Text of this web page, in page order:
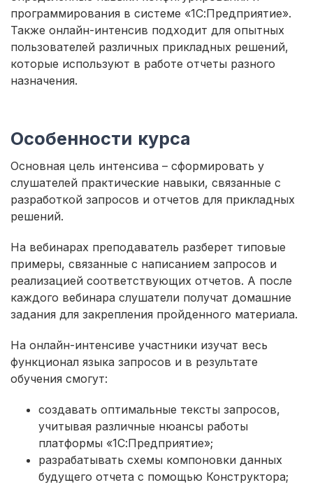
программирования в системе «1С:Предприятие».
Также онлайн-интенсив подходит для опытных
пользователей различных прикладных решений,
которые используют в работе отчеты разного
назначения.
Особенности курса
Основная цель интенсива – сформировать у
слушателей практические навыки, связанные с
разработкой запросов и отчетов для прикладных
решений.
На вебинарах преподаватель разберет типовые
примеры, связанные с написанием запросов и
реализацией соответствующих отчетов. А после
каждого вебинара слушатели получат домашние
задания для закрепления пройденного материала.
На онлайн-интенсиве участники изучат весь
функционал языка запросов и в результате
обучения смогут:
создавать оптимальные тексты запросов,
учитывая различные нюансы работы
платформы «1С:Предприятие»;
разрабатывать схемы компоновки данных
будущего отчета с помощью Конструктора;